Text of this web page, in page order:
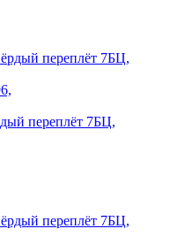
переплёт 7БЦ,